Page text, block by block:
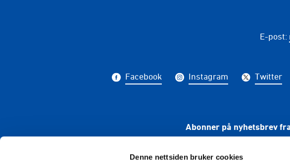
Denne nettsiden bruker cookies
E-post:
Facebook Instagram Twitter
Abonner på nyhetsbrev